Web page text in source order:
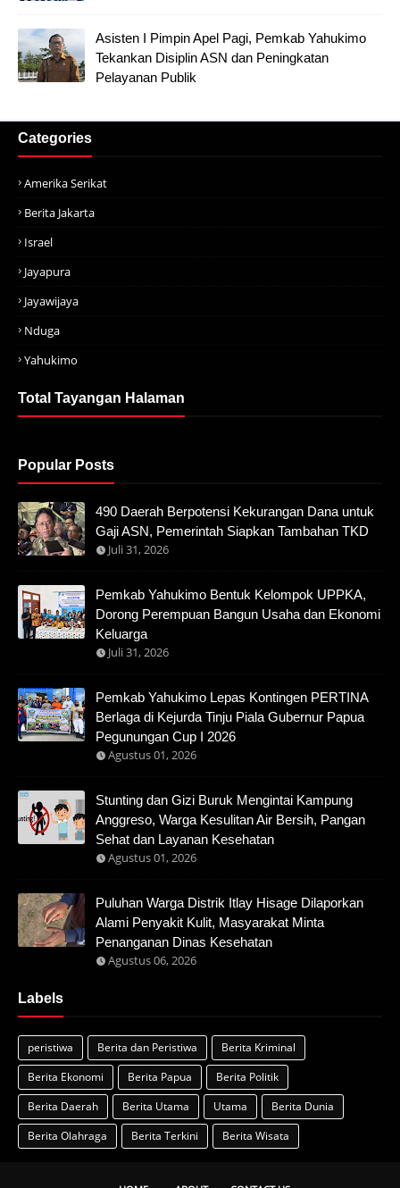
Asisten I Pimpin Apel Pagi, Pemkab Yahukimo
Tekankan Disiplin ASN dan Peningkatan
Pelayanan Publik
Categories
Amerika Serikat
Berita Jakarta
Israel
Jayapura
Jayawijaya
Nduga
Yahukimo
Total Tayangan Halaman
Popular Posts
490 Daerah Berpotensi Kekurangan Dana untuk
Gaji ASN, Pemerintah Siapkan Tambahan TKD
Juli 31, 2026
Pemkab Yahukimo Bentuk Kelompok UPPKA,
Dorong Perempuan Bangun Usaha dan Ekonomi
Keluarga
Juli 31, 2026
Pemkab Yahukimo Lepas Kontingen PERTINA
Berlaga di Kejurda Tinju Piala Gubernur Papua
Pegunungan Cup I 2026
Agustus 01, 2026
Stunting dan Gizi Buruk Mengintai Kampung
Anggreso, Warga Kesulitan Air Bersih, Pangan
Sehat dan Layanan Kesehatan
Agustus 01, 2026
Puluhan Warga Distrik Itlay Hisage Dilaporkan
Alami Penyakit Kulit, Masyarakat Minta
Penanganan Dinas Kesehatan
Agustus 06, 2026
Labels
peristiwa Berita dan Peristiwa
Berita Kriminal
Berita Ekonomi
Berita Papua
Berita Politik
Berita Daerah
Berita Utama Utama
Berita Dunia
Berita Olahraga
Berita Terkini Berita Wisata